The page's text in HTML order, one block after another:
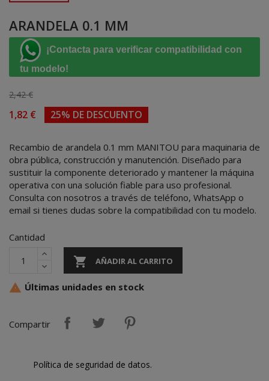
ARANDELA 0.1 MM
¡Contacta para verificar compatibilidad con
tu modelo!
2,42 €
1,82 € 25% DE DESCUENTO
Recambio de arandela 0.1 mm MANITOU para maquinaria de
obra pública, construcción y manutención. Diseñado para
sustituir la componente deteriorado y mantener la máquina
operativa con una solución fiable para uso profesional.
Consulta con nosotros a través de teléfono, WhatsApp o
email si tienes dudas sobre la compatibilidad con tu modelo.
Cantidad
 AÑADIR AL CARRITO
 Últimas unidades en stock
Compartir
Política de seguridad de datos.